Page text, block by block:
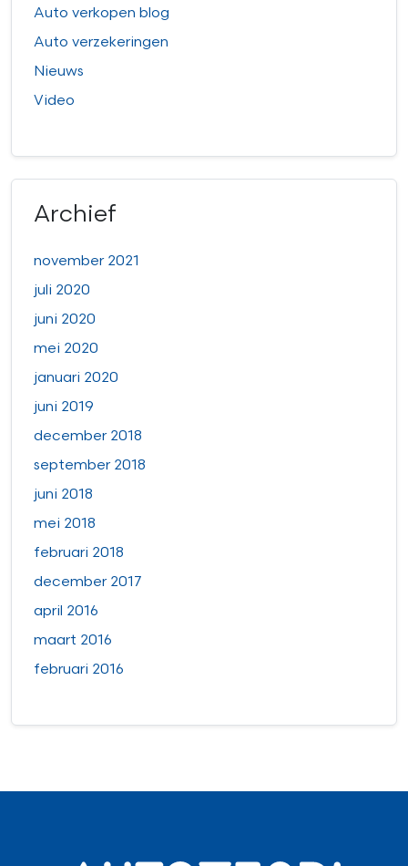
Auto verkopen blog
Auto verzekeringen
Nieuws
Video
Archief
november 2021
juli 2020
juni 2020
mei 2020
januari 2020
juni 2019
december 2018
september 2018
juni 2018
mei 2018
februari 2018
december 2017
april 2016
maart 2016
februari 2016